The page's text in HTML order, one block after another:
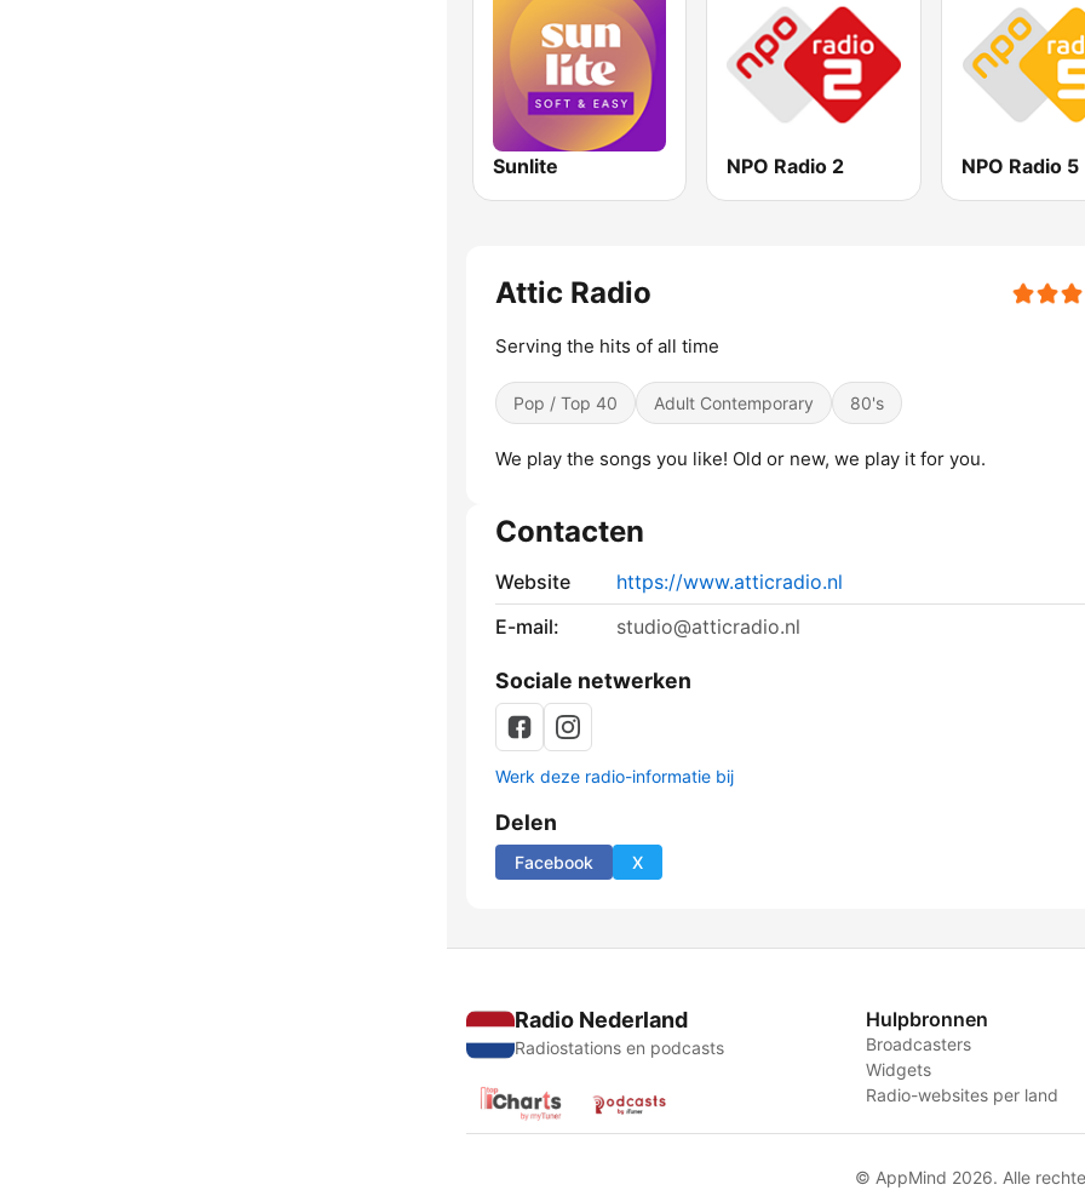
Sunlite NPO Radio 2 NPO Radio 5
Attic Radio
Serving the hits of all time
Pop / Top 40 Adult Contemporary 80's
We play the songs you like! Old or new, we play it for you.
Contacten
Website
https://www.atticradio.nl
E-mail:
studio@atticradio.nl
Sociale netwerken
Werk deze radio-informatie bij
Delen
Facebook X
Radio Nederland
Radiostations en podcasts
Hulpbronnen
Broadcasters
Widgets
Radio-websites per land
© AppMind 2026. Alle